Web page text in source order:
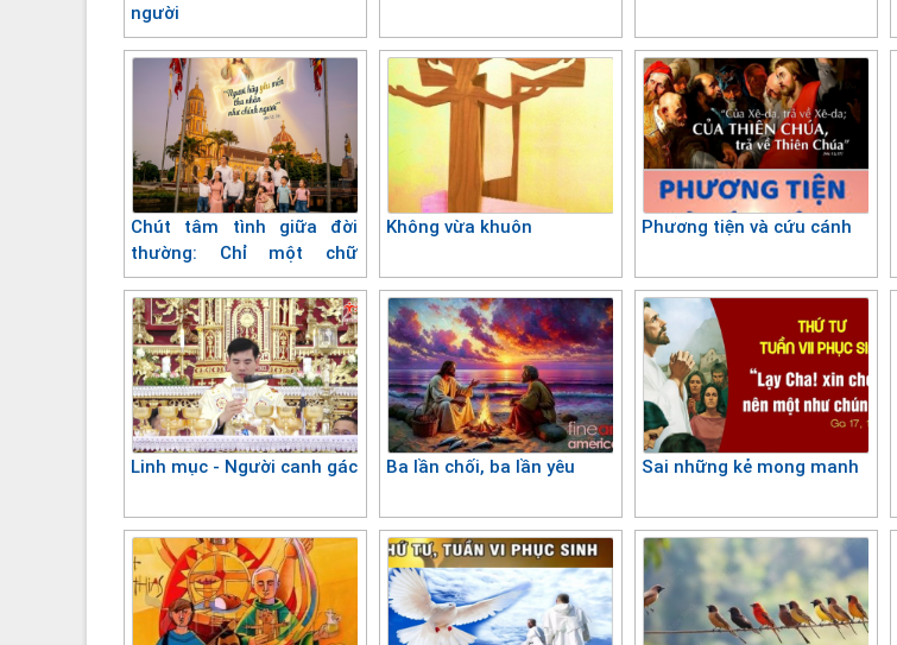
người
Chút tâm tình giữa đời
thường: Chỉ một chữ
"Thương"
Không vừa khuôn Phương tiện và cứu cánh
Linh mục - Người canh gác Ba lần chối, ba lần yêu Sai những kẻ mong manh